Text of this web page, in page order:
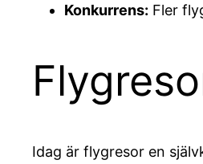
Konkurrens: Fler
Idag är flygresor en